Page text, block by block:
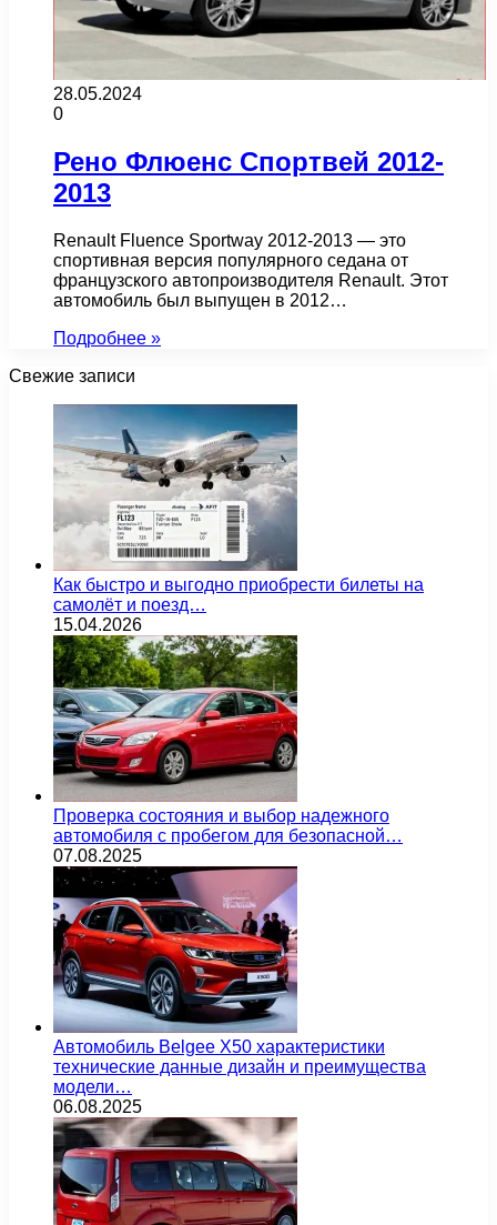
28.05.2024
0
Рено Флюенс Спортвей 2012-
2013
Renault Fluence Sportway 2012-2013 — это
спортивная версия популярного седана от
французского автопроизводителя Renault. Этот
автомобиль был выпущен в 2012…
Подробнее »
Свежие записи
Как быстро и выгодно приобрести билеты на
самолёт и поезд…
15.04.2026
Проверка состояния и выбор надежного
автомобиля с пробегом для безопасной…
07.08.2025
Автомобиль Belgee X50 характеристики
технические данные дизайн и преимущества
модели…
06.08.2025